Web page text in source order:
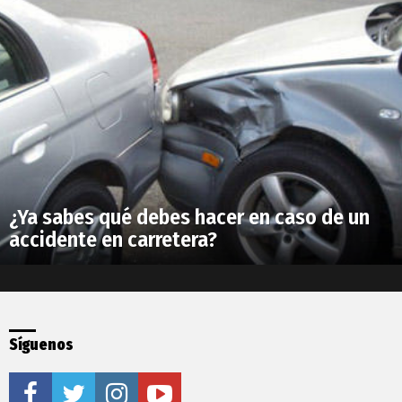
¿Ya sabes qué debes hacer en caso de un
accidente en carretera?
Síguenos
facebooktwitter instagramyoutube